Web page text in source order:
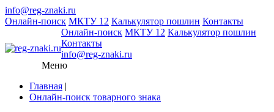
info@reg-znaki.ru
Онлайн-поиск МКТУ 12 Калькулятор пошлин Контакты
Онлайн-поиск МКТУ 12 Калькулятор пошлин
Контакты
info@reg-znaki.ru
Меню
Главная |
Онлайн-поиск товарного знака